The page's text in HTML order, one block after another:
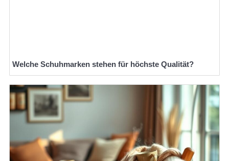
Welche Schuhmarken stehen für höchste Qualität?